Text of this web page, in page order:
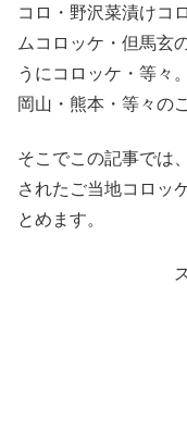
コロ・野沢菜漬けコ
ムコロッケ・但馬玄
うにコロッケ・等々
岡山・熊本・等々の
そこでこの記事では
されたご当地コロッ
とめます。